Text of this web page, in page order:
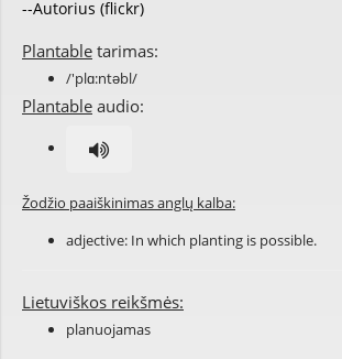
--Autorius (flickr)
Plantable tarimas:
/'plɑ:ntəbl/
Plantable audio:
Žodžio paaiškinimas anglų kalba:
adjective: In which planting is possible.
Lietuviškos reikšmės:
planuojamas